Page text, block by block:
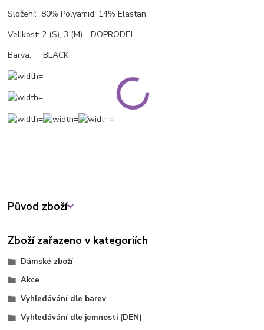
Složení: 80% Polyamid, 14% Elastan
Velikost: 2 (S), 3 (M) - DOPRODEJ
Barva: BLACK
Původ zboží
Zboží zařazeno v kategoriích
Dámské zboží
Akce
Vyhledávání dle barev
Vyhledávání dle jemnosti (DEN)